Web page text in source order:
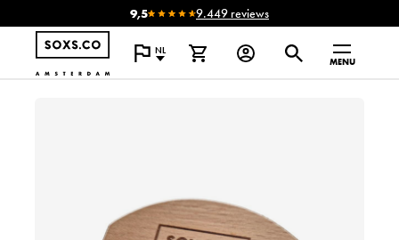
9,5 9.449 reviews
NL
MENU